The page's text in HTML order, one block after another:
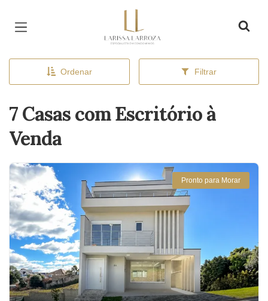
Ordenar Filtrar
7 Casas com Escritório à
Venda
Pronto para Morar